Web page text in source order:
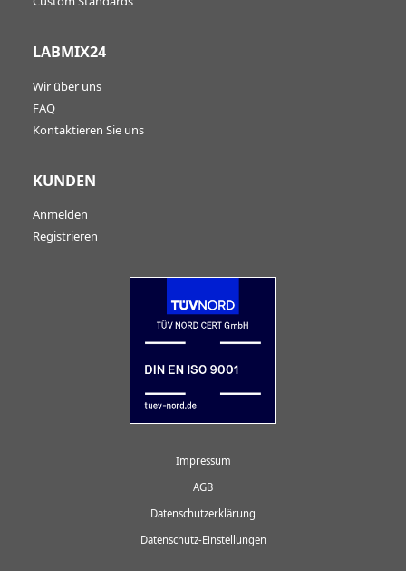
LABMIX24
Wir über uns
FAQ
Kontaktieren Sie uns
KUNDEN
Anmelden
Registrieren
Impressum
AGB
Datenschutzerklärung
Datenschutz-Einstellungen